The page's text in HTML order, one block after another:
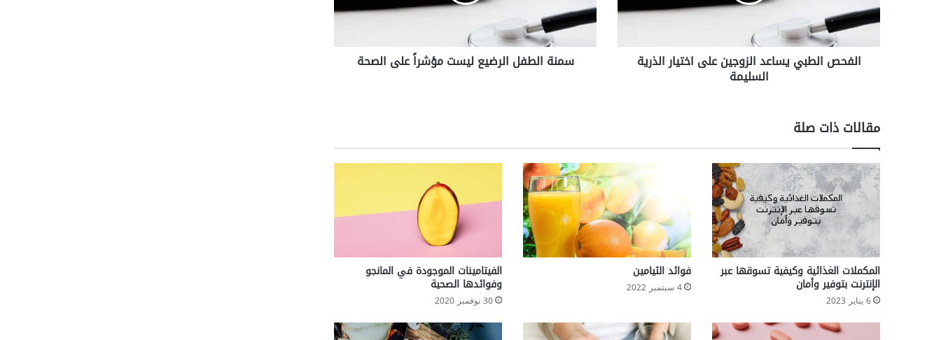
ل
ب
د
ا
ل
ز
و
ي
ع
ل
ى
ا
ت
الفحص الطبي يساعد الزوجين على اختيار الذرية
السليمة
ط
ل
ل
ي
س
ت
م
ؤ
ش
ر
ا
سمنة الطفل الرضيع ليست مؤشراً على الصحة
مقالات ذات صلة
المكملات الغذائية وكيفية تسوقها عبر
الإنترنت بتوفير وأمان
6 يناير 2023
فوائد الثيامين
4 سبتمبر 2022
الفيتامينات الموجودة في المانجو
وفوائدها الصحية
30 نوفمبر 2020